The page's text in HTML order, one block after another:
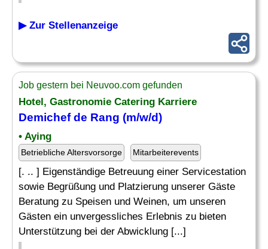
▶ Zur Stellenanzeige
Job gestern bei Neuvoo.com gefunden
Hotel, Gastronomie Catering Karriere
Demichef de Rang (m/w/d)
• Aying
Betriebliche Altersvorsorge Mitarbeiterevents
[. .. ] Eigenständige Betreuung einer Servicestation
sowie Begrüßung und Platzierung unserer Gäste
Beratung zu Speisen und Weinen, um unseren
Gästen ein unvergessliches Erlebnis zu bieten
Unterstützung bei der Abwicklung [...]